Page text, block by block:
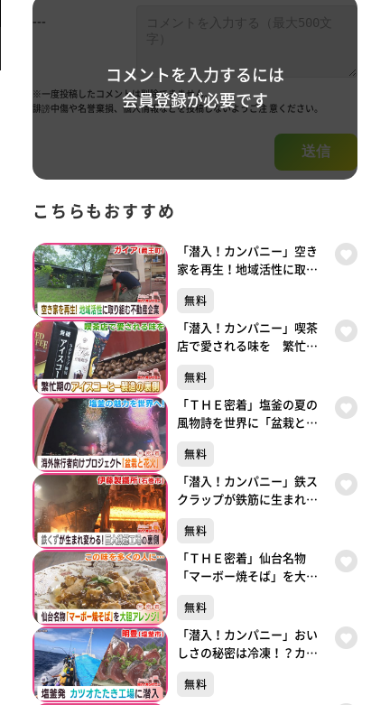
コメントを入力するには
会員登録が必要です
---
※一度投稿したコメントは削除できません。
誹謗中傷や名誉棄損、個人情報などを投稿しないようご注 意ください。
送信
こちらもおすすめ
「潜入！カンパニー」空き
家を再生！地域活性に取り
無料
「潜入！カンパニー」喫茶
店で愛される味を 繁忙
現場 服部コーヒーフーズ
無料
「ＴＨＥ密着」塩釜の夏の
風物詩を世界に「盆栽と花
無料
「潜入！カンパニー」鉄ス
クラップが鉄筋に生まれ変
は？伊藤製鐵所
無料
「ＴＨＥ密着」仙台名物
「マーボー焼そば」を大胆
無料
「潜入！カンパニー」おい
しさの秘密は冷凍！？カツ
無料